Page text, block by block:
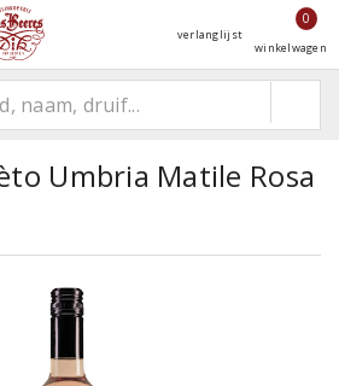
verlanglijst
0
winkelwagen
Umbria Matile Rosa